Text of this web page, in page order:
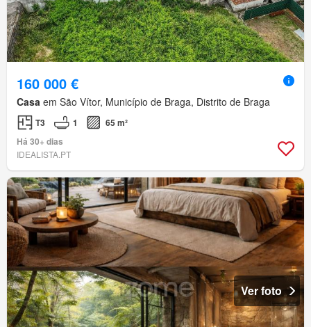
160 000 €
Casa em São Vítor, Município de Braga, Distrito de Braga
T3 1
65 m²
Há 30+ dias
IDEALISTA.PT
Ver foto